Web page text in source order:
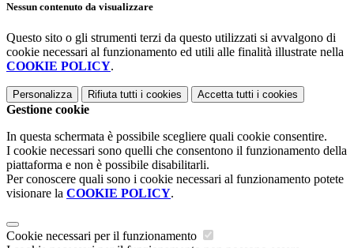
Nessun contenuto da visualizzare
Questo sito o gli strumenti terzi da questo utilizzati si avvalgono di
cookie necessari al funzionamento ed utili alle finalità illustrate nella
COOKIE POLICY.
Personalizza Rifiuta tutti i cookies Accetta tutti i cookies
Gestione cookie
In questa schermata è possibile scegliere quali cookie consentire.
I cookie necessari sono quelli che consentono il funzionamento della
piattaforma e non è possibile disabilitarli.
Per conoscere quali sono i cookie necessari al funzionamento potete
visionare la COOKIE POLICY.
Cookie necessari per il funzionamento